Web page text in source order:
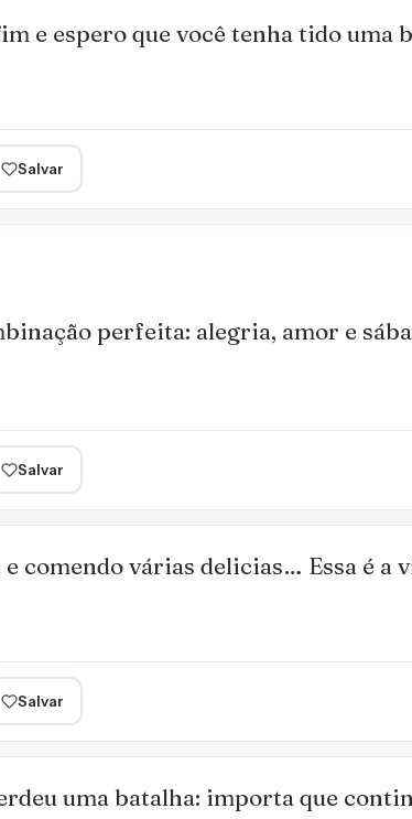
e espero que você tenha tido uma
Salvar
perfeita: alegria, amor e
Salvar
comendo várias delicias… Essa é a
Salvar
uma batalha: importa que